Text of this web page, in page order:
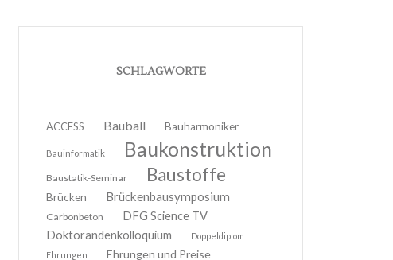
SCHLAGWORTE
ACCESS Bauball Bauharmoniker
Bauinformatik Baukonstruktion
Baustatik-Seminar Baustoffe
Brücken Brückenbausymposium
Carbonbeton
DFG Science TV
Doktorandenkolloquium
Doppeldiplom
Ehrungen
Ehrungen und Preise